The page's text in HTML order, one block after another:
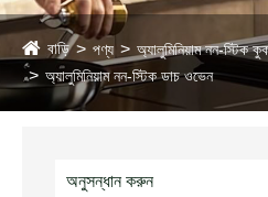
বাড়ি পণ্য
অ্যালুমিনিয়াম নন-স্টিক
অ্যালুমিনিয়াম নন-স্টিক ডাচ ওভেন